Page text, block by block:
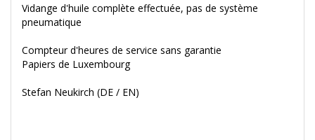
Vidange d'huile complète effectuée, pas de système
pneumatique
Compteur d'heures de service sans garantie
Papiers de Luxembourg
Stefan Neukirch (DE / EN)